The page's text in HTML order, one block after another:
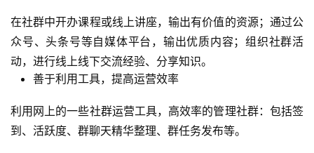
专
区
在社群中开办课程或线上讲座，输出有价值的资源；通过公
众号、头条号等自媒体平台，输出优质内容；组织社群活
动，进行线上线下交流经验、分享知识。
善于利用工具，提高运营效率
利用网上的一些社群运营工具，高效率的管理社群：包括签
到、活跃度、群聊天精华整理、群任务发布等。